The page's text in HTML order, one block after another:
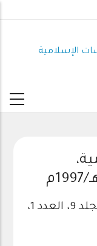
الإسلامية
المجلد 9، العدد 1،